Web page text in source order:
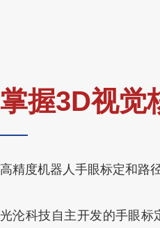
掌握3D视觉
高精度机器人手眼标定和路
光沦科技自主开发的手眼标